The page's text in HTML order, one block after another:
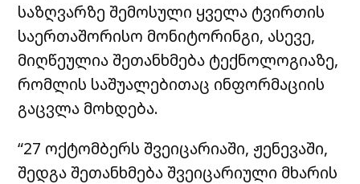
საზღვარზე შემოსული ყველა ტვირთის
საერთაშორისო მონიტორინგი, ასევე,
მიღწეულია შეთანხმება ტექნოლოგიაზე,
რომლის საშუალებითაც ინფორმაციის
გაცვლა მოხდება.
“27 ოქტომბერს შვეიცარიაში, ჟენევაში,
შედგა შეთანხმება შვეიცარიული მხარის